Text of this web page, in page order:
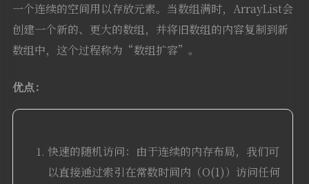
一个连续的空间用以存放元素。当数组满时，ArrayList会
创建一个新的、更大的数组，并将旧数组的内容复制到新
数组中，这个过程称为“数组扩容”。
优点：
快速的随机访问：由于连续的内存布局，我们可
以直接通过索引在常数时间内（O(1)）访问任何